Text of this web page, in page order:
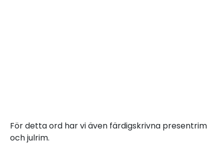
För detta ord har vi även färdigskrivna presentrim
och julrim.